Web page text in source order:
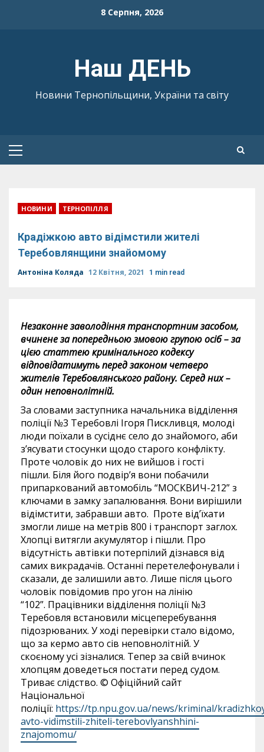
8 Серпня, 2026
Наш ДЕНЬ
Новини Тернопільщини, України та світу
Primary
НОВИНИ ТЕРНОПІЛЛЯ
Крадіжкою авто відімстили жителі
Теребовлянщини знайомому
Антоніна Коляда 12 Квітня, 2021 1 min read
Незаконне заволодіння транспортним засобом,
вчинене за попередньою змовою групою осіб – за
цією статтею кримінального кодексу
відповідатимуть перед законом четверо
жителів Теребовлянського району. Серед них –
один неповнолітній.
За словами заступника начальника відділення
поліції №3 Теребовлі Ігоря Пискливця, молоді
люди поїхали в сусіднє село до знайомого, аби
з’ясувати стосунки щодо старого конфлікту.
Проте чоловік до них не вийшов і гості
пішли. Біля його подвір’я вони побачили
припаркований автомобіль “МОСКВИЧ-212” з
ключами в замку запалювання. Вони вирішили
відімстити, забравши авто. Проте від’їхати
змогли лише на метрів 800 і транспорт заглох.
Хлопці витягли акумулятор і пішли. Про
відсутність автівки потерпілий дізнався від
самих викрадачів. Останні перетелефонували і
сказали, де залишили авто. Лише після цього
чоловік повідомив про угон на лінію
“102”. Працівники відділення поліції №3
Теребовля встановили місцеперебування
підозрюваних. У ході перевірки стало відомо,
що за кермо авто сів неповнолітній. У
скоєному усі зізналися. Тепер за свій вчинок
хлопцям доведеться постати перед судом.
Триває слідство. © Офіційний сайт
Національної
поліції: https://tp.npu.gov.ua/news/kriminal/
avto-vidimstili-zhiteli-terebovlyanshhini-
znajomomu/